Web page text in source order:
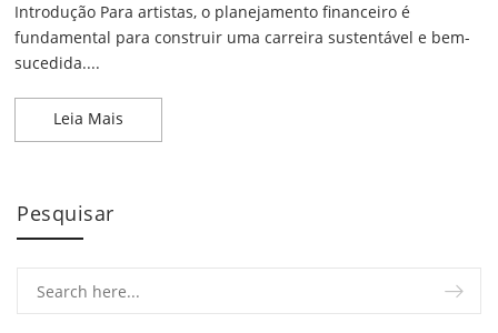
Introdução Para artistas, o planejamento financeiro é
fundamental para construir uma carreira sustentável e bem-
sucedida....
Leia Mais
Pesquisar